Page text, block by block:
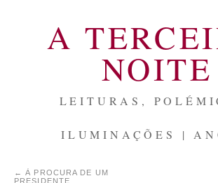
A
NOITE
LEITURAS,
ILUMINAÇÕES |
← À PROCURA DE UM
PRESIDENTE